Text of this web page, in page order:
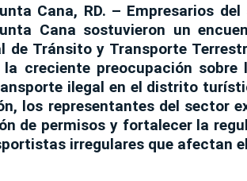
Cana, RD. – Empresarios
Cana sostuvieron un
de Tránsito y Transporte
la creciente preocupación sobre
ilegal en el distrito
los representantes del sector
de permisos y fortalecer la
irregulares que afectan